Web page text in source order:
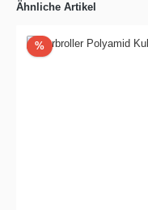
Ähnliche Artikel
%Rabatt